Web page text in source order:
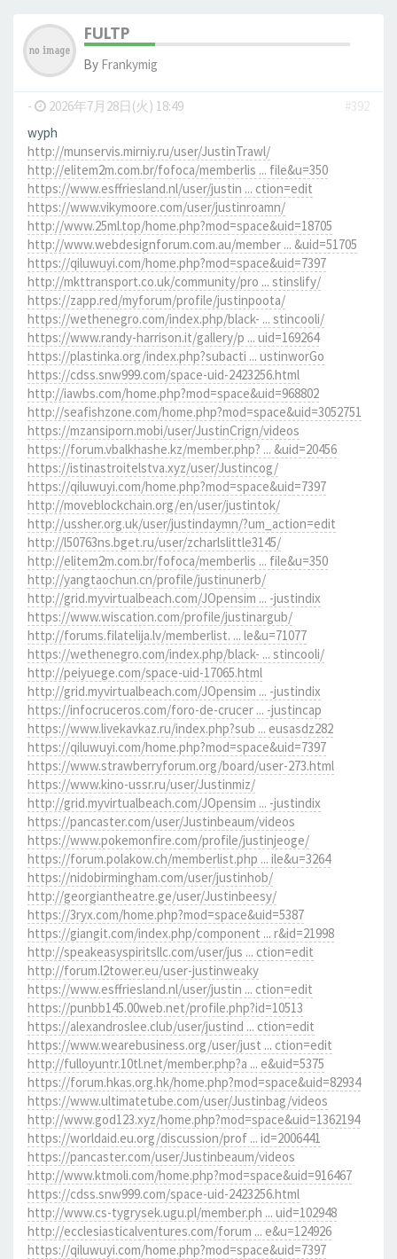
FULTP
By Frankymig
- 2026年7月28日(火) 18:49
#392
wyph
http://munservis.mirniy.ru/user/JustinTrawl/
http://elitem2m.com.br/fofoca/memberlis ... file&u=350
https://www.esffriesland.nl/user/justin ... ction=edit
https://www.vikymoore.com/user/justinroamn/
http://www.25ml.top/home.php?mod=space&uid=18705
http://www.webdesignforum.com.au/member ... &uid=51705
https://qiluwuyi.com/home.php?mod=space&uid=7397
http://mkttransport.co.uk/community/pro ... stinslify/
https://zapp.red/myforum/profile/justinpoota/
https://wethenegro.com/index.php/black- ... stincooli/
https://www.randy-harrison.it/gallery/p ... uid=169264
https://plastinka.org/index.php?subacti ... ustinworGo
https://cdss.snw999.com/space-uid-2423256.html
http://iawbs.com/home.php?mod=space&uid=968802
http://seafishzone.com/home.php?mod=space&uid=3052751
https://mzansiporn.mobi/user/JustinCrign/videos
https://forum.vbalkhashe.kz/member.php? ... &uid=20456
https://istinastroitelstva.xyz/user/Justincog/
https://qiluwuyi.com/home.php?mod=space&uid=7397
http://moveblockchain.org/en/user/justintok/
http://ussher.org.uk/user/justindaymn/?um_action=edit
http://l50763ns.bget.ru/user/zcharlslittle3145/
http://elitem2m.com.br/fofoca/memberlis ... file&u=350
http://yangtaochun.cn/profile/justinunerb/
http://grid.myvirtualbeach.com/JOpensim ... -justindix
https://www.wiscation.com/profile/justinargub/
http://forums.filatelija.lv/memberlist. ... le&u=71077
https://wethenegro.com/index.php/black- ... stincooli/
http://peiyuege.com/space-uid-17065.html
http://grid.myvirtualbeach.com/JOpensim ... -justindix
https://infocruceros.com/foro-de-crucer ... -justincap
https://www.livekavkaz.ru/index.php?sub ... eusasdz282
https://qiluwuyi.com/home.php?mod=space&uid=7397
https://www.strawberryforum.org/board/user-273.html
https://www.kino-ussr.ru/user/Justinmiz/
http://grid.myvirtualbeach.com/JOpensim ... -justindix
https://pancaster.com/user/Justinbeaum/videos
https://www.pokemonfire.com/profile/justinjeoge/
https://forum.polakow.ch/memberlist.php ... ile&u=3264
https://nidobirmingham.com/user/justinhob/
http://georgiantheatre.ge/user/Justinbeesy/
https://3ryx.com/home.php?mod=space&uid=5387
https://giangit.com/index.php/component ... r&id=21998
http://speakeasyspiritsllc.com/user/jus ... ction=edit
http://forum.l2tower.eu/user-justinweaky
https://www.esffriesland.nl/user/justin ... ction=edit
https://punbb145.00web.net/profile.php?id=10513
https://alexandroslee.club/user/justind ... ction=edit
https://www.wearebusiness.org/user/just ... ction=edit
http://fulloyuntr.10tl.net/member.php?a ... e&uid=5375
https://forum.hkas.org.hk/home.php?mod=space&uid=82934
https://www.ultimatetube.com/user/Justinbag/videos
http://www.god123.xyz/home.php?mod=space&uid=1362194
https://worldaid.eu.org/discussion/prof ... id=2006441
https://pancaster.com/user/Justinbeaum/videos
http://www.ktmoli.com/home.php?mod=space&uid=916467
https://cdss.snw999.com/space-uid-2423256.html
http://www.cs-tygrysek.ugu.pl/member.ph ... uid=102948
http://ecclesiasticalventures.com/forum ... e&u=124926
https://qiluwuyi.com/home.php?mod=space&uid=7397